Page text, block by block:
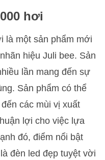
hơi
là một sản phẩm mới
hiệu Juli bee. Sản
lần mang đến sự
Sản phẩm có thể
các mùi vị xuất
lợi cho việc lựa
đó, điểm nổi bật
đèn led đẹp tuyệt vời